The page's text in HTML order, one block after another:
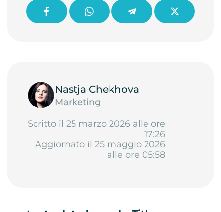
Nastja Chekhova
Marketing
Scritto il 25 marzo 2026 alle ore
17:26
Aggiornato il 25 maggio 2026
alle ore 05:58